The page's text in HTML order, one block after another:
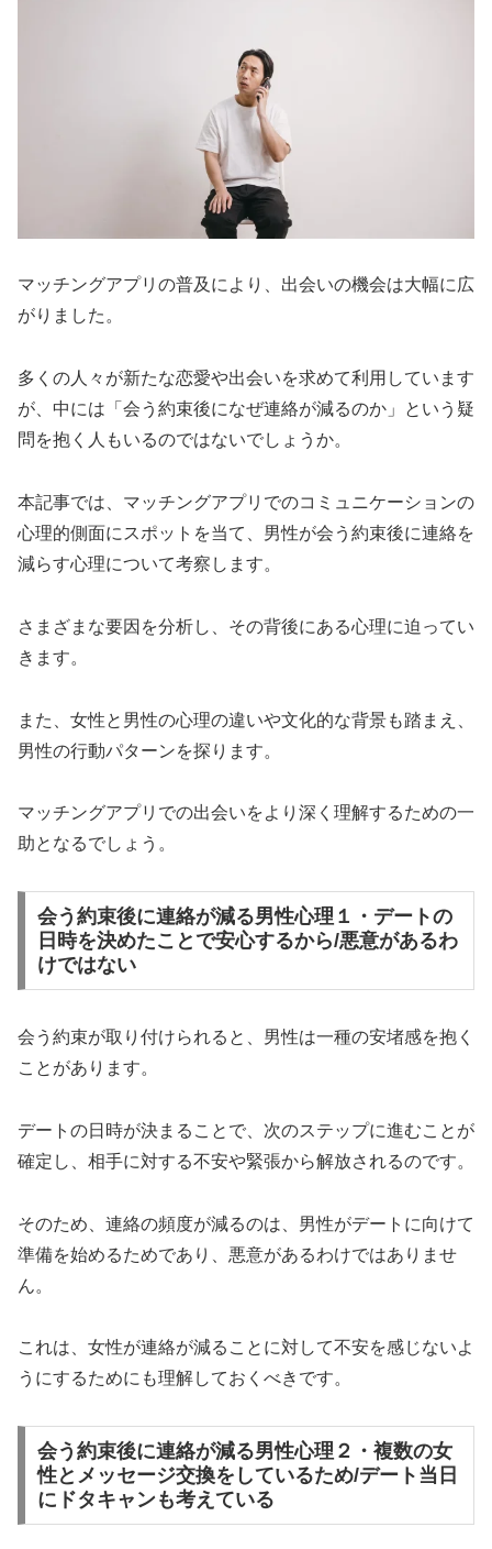
マッチングアプリの普及により、出会いの機会は大幅に広
がりました。
多くの人々が新たな恋愛や出会いを求めて利用しています
が、中には「会う約束後になぜ連絡が減るのか」という疑
問を抱く人もいるのではないでしょうか。
本記事では、マッチングアプリでのコミュニケーションの
心理的側面にスポットを当て、男性が会う約束後に連絡を
減らす心理について考察します。
さまざまな要因を分析し、その背後にある心理に迫ってい
きます。
また、女性と男性の心理の違いや文化的な背景も踏まえ、
男性の行動パターンを探ります。
マッチングアプリでの出会いをより深く理解するための一
助となるでしょう。
会う約束後に連絡が減る男性心理１・デートの
日時を決めたことで安心するから/悪意があるわ
けではない
会う約束が取り付けられると、男性は一種の安堵感を抱く
ことがあります。
デートの日時が決まることで、次のステップに進むことが
確定し、相手に対する不安や緊張から解放されるのです。
そのため、連絡の頻度が減るのは、男性がデートに向けて
準備を始めるためであり、悪意があるわけではありませ
ん。
これは、女性が連絡が減ることに対して不安を感じないよ
うにするためにも理解しておくべきです。
会う約束後に連絡が減る男性心理２・複数の女
性とメッセージ交換をしているため/デート当日
にドタキャンも考えている